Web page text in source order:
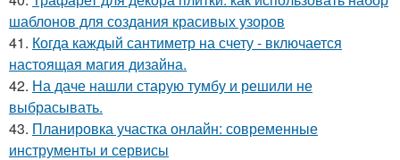
шаблонов для создания красивых узоров
41. Когда каждый сантиметр на счету - включается
настоящая магия дизайна.
42. На даче нашли старую тумбу и решили не
выбрасывать.
43. Планировка участка онлайн: современные
инструменты и сервисы